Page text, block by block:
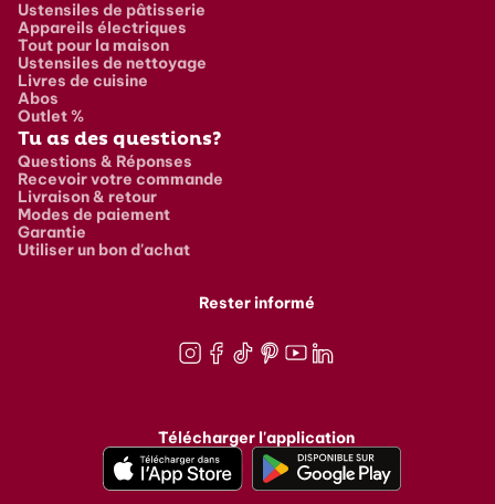
Ustensiles de pâtisserie
Appareils électriques
Tout pour la maison
Ustensiles de nettoyage
Livres de cuisine
Abos
Outlet %
Tu as des questions?
Questions & Réponses
Recevoir votre commande
Livraison & retour
Modes de paiement
Garantie
Utiliser un bon d'achat
Rester informé
Télécharger l'application